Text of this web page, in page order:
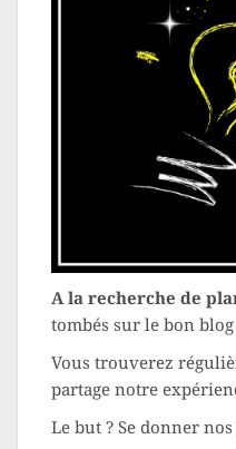
A la recherche de
tombés sur le bon
Vous trouverez
partage notre
Le but ? Se donner